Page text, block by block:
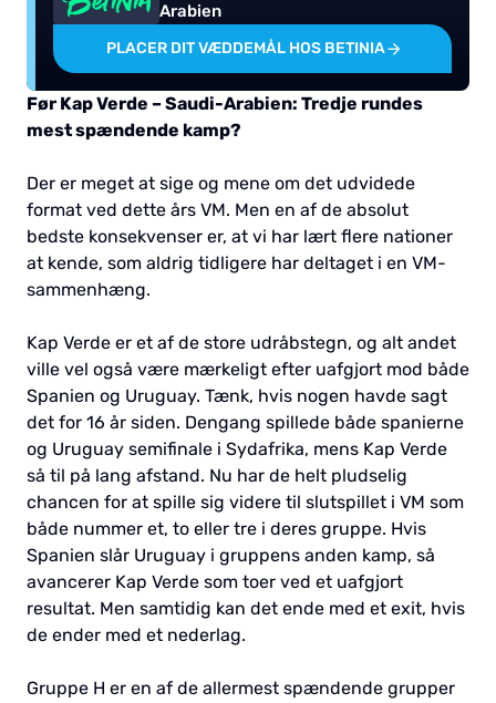
Arabien
PLACER DIT VÆDDEMÅL HOS BETINIA
Før Kap Verde – Saudi-Arabien: Tredje rundes
mest spændende kamp?
Der er meget at sige og mene om det udvidede
format ved dette års VM. Men en af de absolut
bedste konsekvenser er, at vi har lært flere nationer
at kende, som aldrig tidligere har deltaget i en VM-
sammenhæng.
Kap Verde er et af de store udråbstegn, og alt andet
ville vel også være mærkeligt efter uafgjort mod både
Spanien og Uruguay. Tænk, hvis nogen havde sagt
det for 16 år siden. Dengang spillede både spanierne
og Uruguay semifinale i Sydafrika, mens Kap Verde
så til på lang afstand. Nu har de helt pludselig
chancen for at spille sig videre til slutspillet i VM som
både nummer et, to eller tre i deres gruppe. Hvis
Spanien slår Uruguay i gruppens anden kamp, så
avancerer Kap Verde som toer ved et uafgjort
resultat. Men samtidig kan det ende med et exit, hvis
de ender med et nederlag.
Gruppe H er en af de allermest spændende grupper